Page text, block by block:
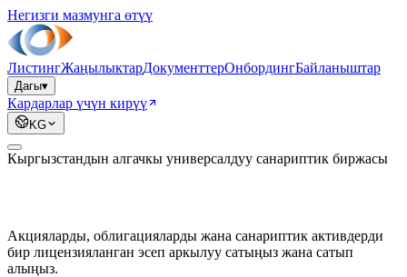
Негизги мазмунга өтүү
ЛистингЖаңылыктарДокументтерОнбордингБайланыштар
Дагы▾
Кардарлар үчүн кирүү
KG
Кыргызстандын алгачкы универсалдуу санариптик биржасы
Акцияларды, облигацияларды жана санариптик активдерди
бир лицензияланган эсеп аркылуу сатыңыз жана сатып
алыңыз.